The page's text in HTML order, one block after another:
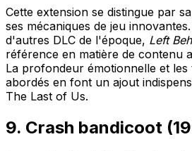
Cette extension se distingue par sa
ses mécaniques de jeu
d'autres DLC de l'époque, Left
référence en matière de contenu
La profondeur émotionnelle et les
abordés en font un ajout
The Last of Us.
9. Crash bandicoot